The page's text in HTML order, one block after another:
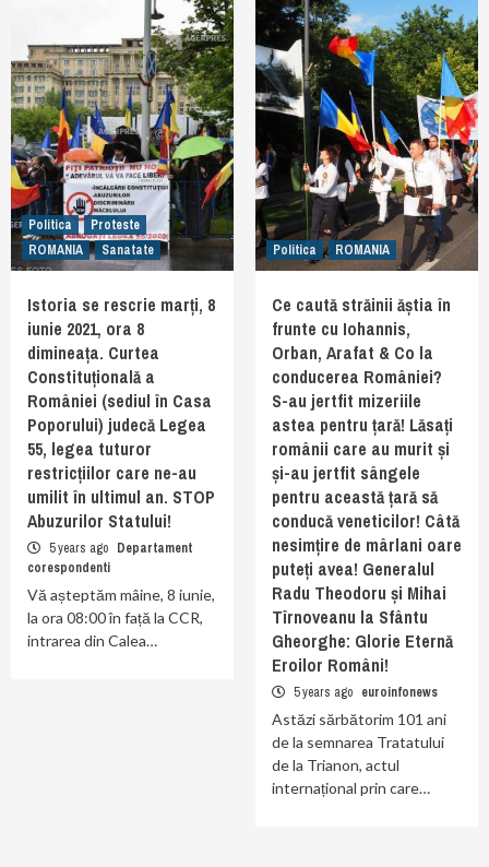
Politica
Proteste
ROMANIA
Sanatate
Istoria se rescrie marți, 8
iunie 2021, ora 8
dimineața. Curtea
Constituțională a
României (sediul în Casa
Poporului) judecă Legea
55, legea tuturor
restricțiilor care ne-au
umilit în ultimul an. STOP
Abuzurilor Statului!
5 years ago Departament
corespondenti
Vă așteptăm mâine, 8 iunie,
la ora 08:00 în față la CCR,
intrarea din Calea…
Politica ROMANIA
Ce caută străinii ăștia în
frunte cu Iohannis,
Orban, Arafat & Co la
conducerea României?
S-au jertfit mizeriile
astea pentru țară! Lăsați
românii care au murit și
și-au jertfit sângele
pentru această țară să
conducă veneticilor! Câtă
nesimțire de mârlani oare
puteți avea! Generalul
Radu Theodoru și Mihai
Tîrnoveanu la Sfântu
Gheorghe: Glorie Eternă
Eroilor Români!
5 years ago euroinfonews
Astăzi sărbătorim 101 ani
de la semnarea Tratatului
de la Trianon, actul
internațional prin care…